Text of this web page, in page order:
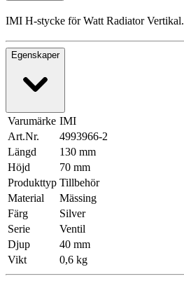
IMI H-stycke för Watt Radiator Vertikal.
Egenskaper
Varumärke IMI
Art.Nr.
4993966-2
Längd
130 mm
Höjd
70 mm
Produkttyp Tillbehör
Material
Mässing
Färg
Silver
Serie
Ventil
Djup
40 mm
Vikt
0,6 kg